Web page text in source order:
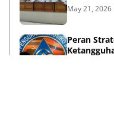
May 21, 2026
Peran